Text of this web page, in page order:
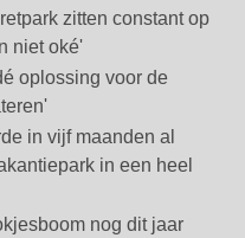
zitten constant op
niet oké'
oplossing voor de
in vijf maanden al
in een heel
nog dit jaar